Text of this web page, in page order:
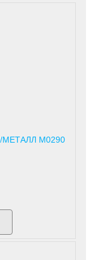
МЕТАЛЛ М0290